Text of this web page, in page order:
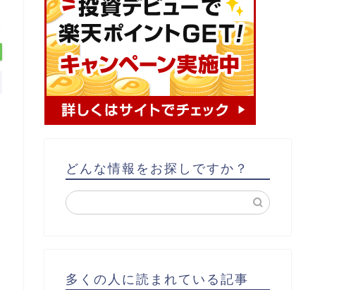
どんな情報をお探しですか？
多くの人に読まれている記事